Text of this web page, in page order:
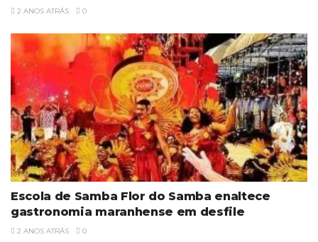
2 ANOS ATRÁS 0
Escola de Samba Flor do Samba enaltece
gastronomia maranhense em desfile
2 ANOS ATRÁS 0